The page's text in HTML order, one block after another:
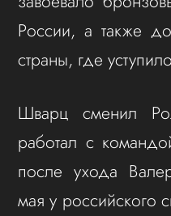
России, а также
страны, где
Шварц сменил
работал с
после ухода
мая у российского